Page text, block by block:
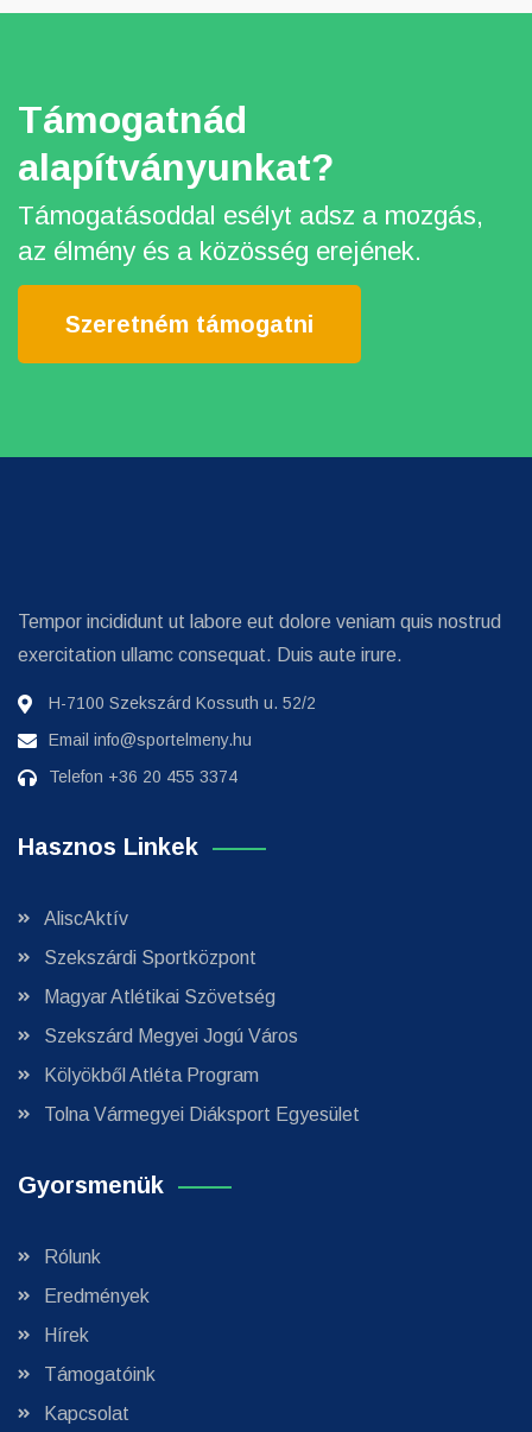
Támogatnád
alapítványunkat?
Támogatásoddal esélyt adsz a mozgás,
az élmény és a közösség erejének.
Szeretném támogatni
Tempor incididunt ut labore eut dolore veniam quis nostrud
exercitation ullamc consequat. Duis aute irure.
H-7100 Szekszárd Kossuth u. 52/2
Email info@sportelmeny.hu
Telefon +36 20 455 3374
Hasznos Linkek
AliscAktív
Szekszárdi Sportközpont
Magyar Atlétikai Szövetség
Szekszárd Megyei Jogú Város
Kölyökből Atléta Program
Tolna Vármegyei Diáksport Egyesület
Gyorsmenük
Rólunk
Eredmények
Hírek
Támogatóink
Kapcsolat